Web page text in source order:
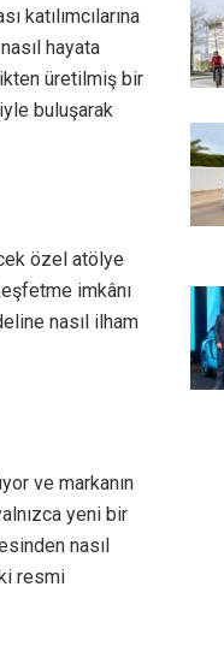
katılımcılarına
hayata
üretilmiş bir
buluşarak
özel atölye
imkânı
nasıl ilham
ve markanın
yeni bir
nasıl
resmi